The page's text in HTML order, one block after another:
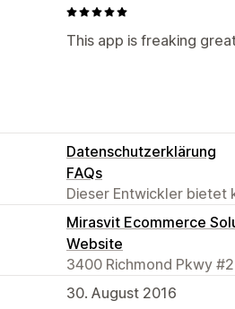
This app is freaking
Datenschutzerklärung
FAQs
Dieser Entwickler bietet
Mirasvit Ecommerce
Website
3400 Richmond Pkwy
30. August 2016